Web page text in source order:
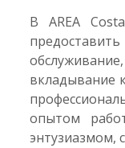
В AREA
вкладывание
опытом
энтузиазмом,